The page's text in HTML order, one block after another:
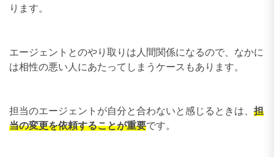
ります。
エージェントとのやり取りは人間関係になるので、なかに
は相性の悪い人にあたってしまうケースもあります。
担当のエージェントが自分と合わないと感じるときは、 担
当の変更を依頼することが重要です。